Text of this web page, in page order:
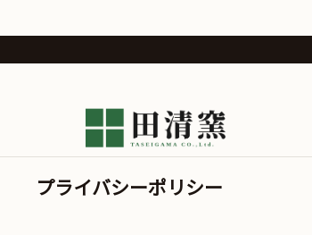
プライバシーポリシー